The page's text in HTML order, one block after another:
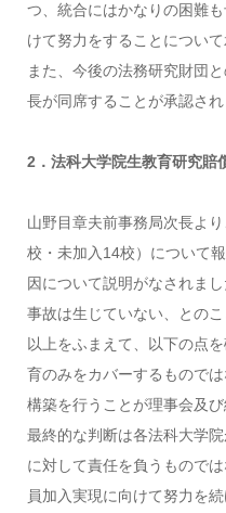
つ、統合にはかなりの困難
けて努力をすることについて
また、今後の法務研究財団
長が同席することが承認され
2．法科大学院生教育研究賠
山野目章夫前事務局次長よ
校・未加入14校）について
因について説明がなされま
事故は生じていない、とのこ
以上をふまえて、以下の点
育のみをカバーするもので
構築を行うことが理事会及
最終的な判断は各法科大学
に対して責任を負うもので
員加入実現に向けて努力を続